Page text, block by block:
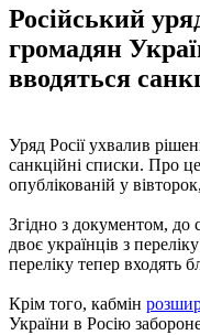
Російський
громадян
вводяться
Уряд Росії ухвалив
санкційні списки. Про
опублікованій у
Згідно з документом, до
двоє українців з
переліку тепер входять
Крім того, кабмін
України в Росію